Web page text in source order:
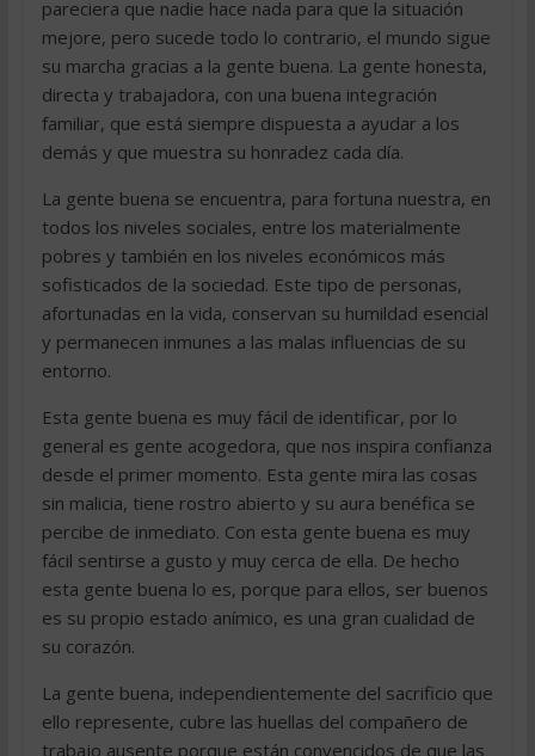
pareciera que nadie hace nada para que la situación
mejore, pero sucede todo lo contrario, el mundo sigue
su marcha gracias a la gente buena. La gente honesta,
directa y trabajadora, con una buena integración
familiar, que está siempre dispuesta a ayudar a los
demás y que muestra su honradez cada día.
La gente buena se encuentra, para fortuna nuestra, en
todos los niveles sociales, entre los materialmente
pobres y también en los niveles económicos más
sofisticados de la sociedad. Este tipo de personas,
afortunadas en la vida, conservan su humildad esencial
y permanecen inmunes a las malas influencias de su
entorno.
Esta gente buena es muy fácil de identificar, por lo
general es gente acogedora, que nos inspira confianza
desde el primer momento. Esta gente mira las cosas
sin malicia, tiene rostro abierto y su aura benéfica se
percibe de inmediato. Con esta gente buena es muy
fácil sentirse a gusto y muy cerca de ella. De hecho
esta gente buena lo es, porque para ellos, ser buenos
es su propio estado anímico, es una gran cualidad de
su corazón.
La gente buena, independientemente del sacrificio que
ello represente, cubre las huellas del compañero de
trabajo ausente porque están convencidos de que las